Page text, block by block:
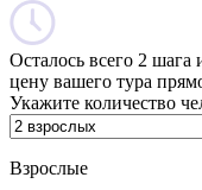
Осталось всего 2 шага
цену вашего тура
Укажите количество
Взрослые